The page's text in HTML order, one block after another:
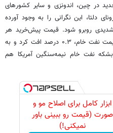
در چین، اندونزی و سایر کشورهای
دلتا، این نگرانی را به وجود آورده
روبرو شود. قیمت پیش‌خرید هر
بشکه نفت خام برنت، بنچ‌مارک جهانی قیمت نفت خام، ۰.۳ درصد افت کرد و به
بشکه نفت خام نیمه‌سنگین آمریکا هم
ابزار کامل برای اصلاح مو و
صورت (قیمت رو ببینی باور
نمیکنی!)